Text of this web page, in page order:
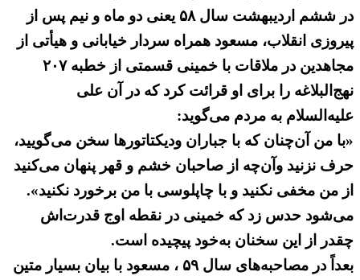
در ششم اردیبهشت سال ۵۸ یعنی دو ماه و نیم پس از
پیروزی انقلاب، مسعود همراه سردار خیابانی و هیأتی از
مجاهدین در ملاقات با خمینی قسمتی از خطبه ۲۰۷
نهج‌البلاغه را برای او قرائت کرد که در آن علی
علیه‌السلام به مردم می‌گوید:
«با من آن‌چنان كه با جباران ودیكتاتورها سخن می‌گویید،
حرف نزنید وآن‌چه از صاحبان خشم و قهر پنهان می‌کنید
از من مخفی نکنید و با چاپلوسی با من برخورد نكنید».
می‌شود حدس زد که خمینی در نقطه اوج قدرت‌اش
چقدر از این سخنان به‌خود پیچیده است.
بعداً در مصاحبه‌های سال ۵۹ ، مسعود با بیان بسیار متین